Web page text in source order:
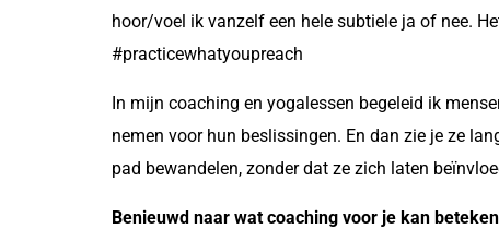
hoor/voel ik vanzelf een hele subtiele ja of nee.
#practicewhatyoupreach
In mijn coaching en yogalessen begeleid ik
nemen voor hun beslissingen. En dan zie je ze
pad bewandelen, zonder dat ze zich laten
Benieuwd naar wat coaching voor je kan